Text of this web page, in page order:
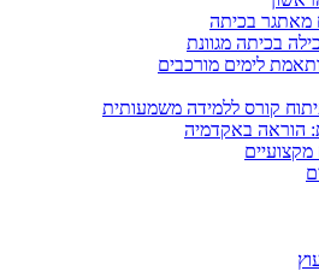
מאתגר בכיתה
בכיתה מגוונת
לימים מורכבים
קורס ללמידה משמעותית
הוראה באקדמיה
מקצועיים